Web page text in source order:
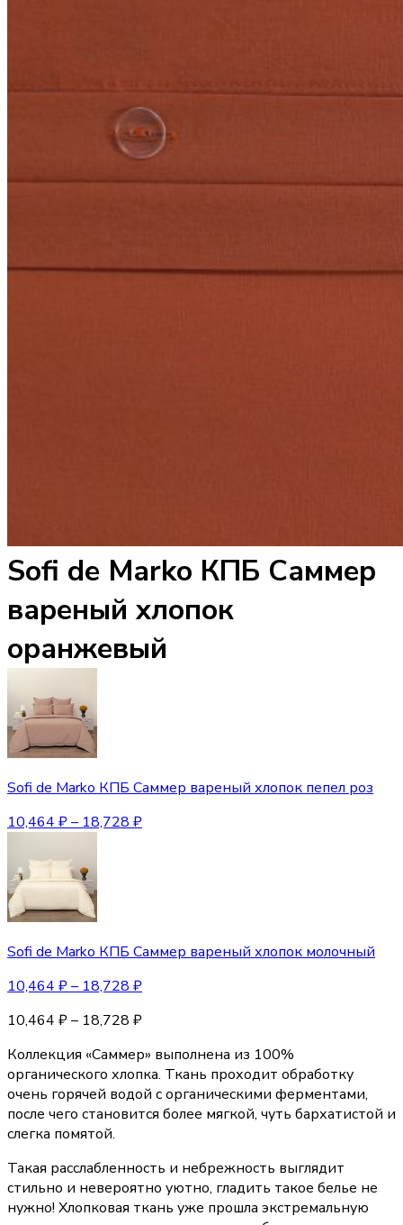
Sofi de Marko КПБ Саммер
вареный хлопок
оранжевый
Sofi de Marko КПБ Саммер вареный хлопок пепел роз
10,464 ₽– 18,728 ₽
Sofi de Marko КПБ Саммер вареный хлопок молочный
10,464 ₽– 18,728 ₽
10,464 ₽– 18,728 ₽
Коллекция «Саммер» выполнена из 100%
органического хлопка. Ткань проходит обработку
очень горячей водой с органическими ферментами,
после чего становится более мягкой, чуть бархатистой и
слегка помятой.
Такая расслабленность и небрежность выглядит
стильно и невероятно уютно, гладить такое белье не
нужно! Хлопковая ткань уже прошла экстремальную